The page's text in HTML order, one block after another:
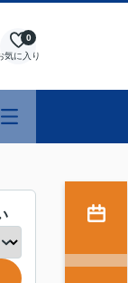
気に入り
0